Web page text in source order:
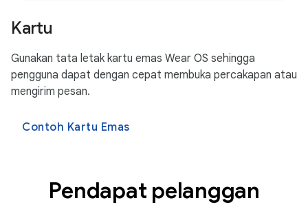
Kartu
Gunakan tata letak kartu emas Wear OS sehingga
pengguna dapat dengan cepat membuka percakapan atau
mengirim pesan.
Contoh Kartu Emas
Pendapat pelanggan